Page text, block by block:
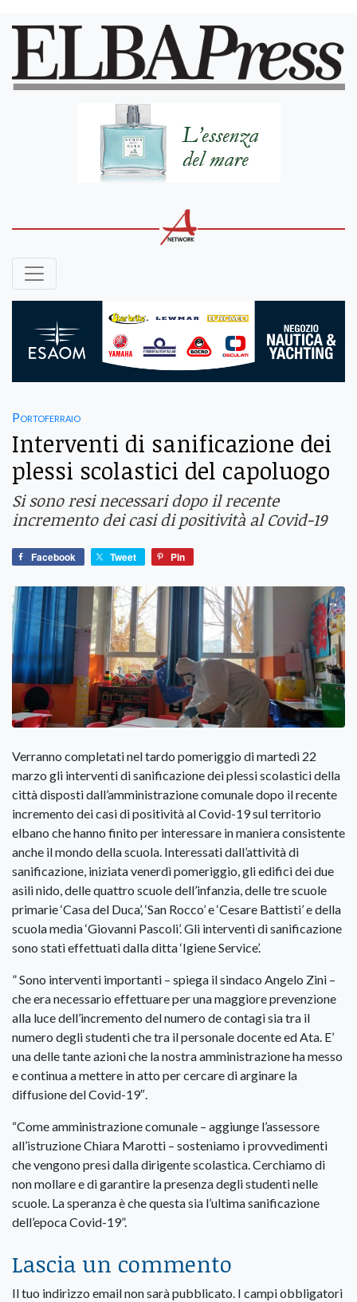
Portoferraio
Interventi di sanificazione dei
plessi scolastici del capoluogo
Si sono resi necessari dopo il recente
incremento dei casi di positività al Covid-19
Facebook Tweet Pin
Verranno completati nel tardo pomeriggio di martedì 22
marzo gli interventi di sanificazione dei plessi scolastici della
città disposti dall’amministrazione comunale dopo il recente
incremento dei casi di positività al Covid-19 sul territorio
elbano che hanno finito per interessare in maniera consistente
anche il mondo della scuola. Interessati dall’attività di
sanificazione, iniziata venerdì pomeriggio, gli edifici dei due
asili nido, delle quattro scuole dell’infanzia, delle tre scuole
primarie ‘Casa del Duca’, ‘San Rocco’ e ‘Cesare Battisti’ e della
scuola media ‘Giovanni Pascoli’. Gli interventi di sanificazione
sono stati effettuati dalla ditta ‘Igiene Service’.
” Sono interventi importanti – spiega il sindaco Angelo Zini –
che era necessario effettuare per una maggiore prevenzione
alla luce dell’incremento del numero de contagi sia tra il
numero degli studenti che tra il personale docente ed Ata. E’
una delle tante azioni che la nostra amministrazione ha messo
e continua a mettere in atto per cercare di arginare la
diffusione del Covid-19″.
“Come amministrazione comunale – aggiunge l’assessore
all’istruzione Chiara Marotti – sosteniamo i provvedimenti
che vengono presi dalla dirigente scolastica. Cerchiamo di
non mollare e di garantire la presenza degli studenti nelle
scuole. La speranza è che questa sia l’ultima sanificazione
dell’epoca Covid-19”.
Lascia un commento
Il tuo indirizzo email non sarà pubblicato. I campi obbligatori